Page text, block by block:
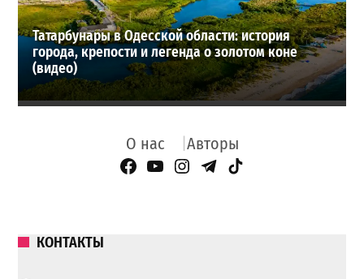
Татарбунары в Одесской области: история
города, крепости и легенда о золотом коне
(видео)
О нас Авторы
Facebook Page
YouTube
Instagram
Telegram
TikTok
КОНТАКТЫ